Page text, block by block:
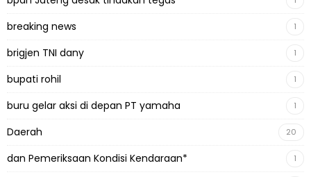
breaking news 1
brigjen TNI dany 1
bupati rohil 1
buru gelar aksi di depan PT yamaha 1
Daerah 20
dan Pemeriksaan Kondisi Kendaraan* 1